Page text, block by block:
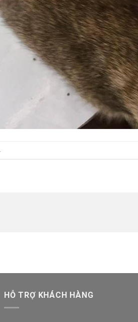
HỖ TRỢ KHÁCH HÀNG